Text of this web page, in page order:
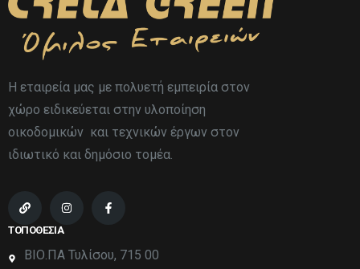
Η εταιρεία μας με πολυετή εμπειρία στον
χώρο ειδικεύεται στην υλοποίηση
οικοδομικών και τεχνικών έργων στον
ιδιωτικό και δημόσιο τομέα.
ΤΟΠΟΘΕΣΙΑ
ΒΙΟ.ΠΑ Τυλίσου, 715 00